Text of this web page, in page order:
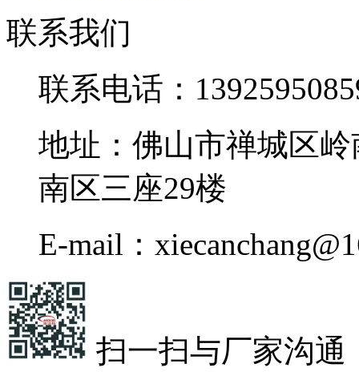
联系我们
联系电话：
地址：佛山市禅城区
南区三座29楼
E-mail：
扫一扫与厂家沟通